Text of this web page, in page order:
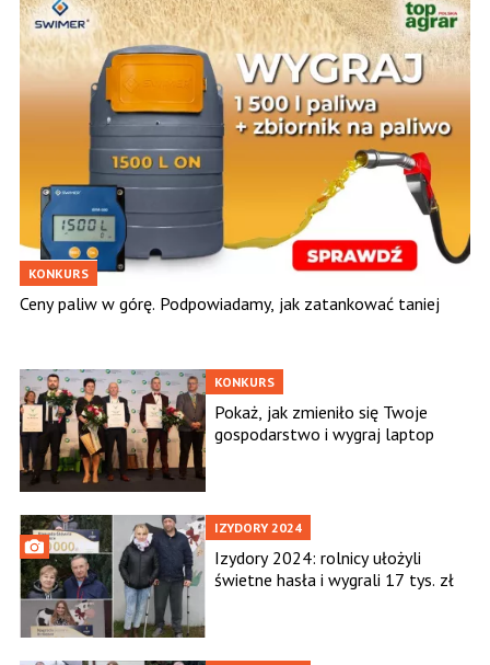
KONKURS
Ceny paliw w górę. Podpowiadamy, jak zatankować taniej
KONKURS
Pokaż, jak zmieniło się Twoje
gospodarstwo i wygraj laptop
IZYDORY 2024
Izydory 2024: rolnicy ułożyli
świetne hasła i wygrali 17 tys. zł